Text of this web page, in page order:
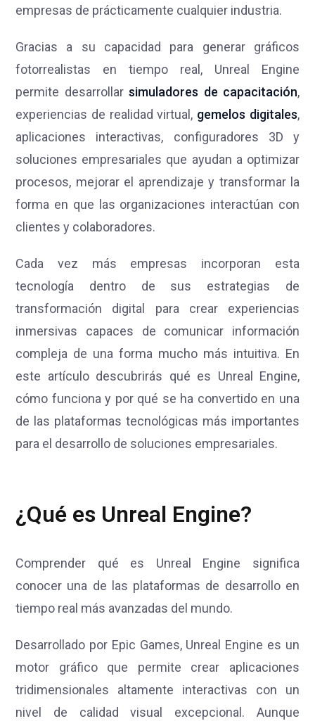
empresas de prácticamente cualquier industria.
Gracias a su capacidad para generar gráficos
fotorrealistas en tiempo real, Unreal Engine
permite desarrollar simuladores de capacitación,
experiencias de realidad virtual, gemelos digitales,
aplicaciones interactivas, configuradores 3D y
soluciones empresariales que ayudan a optimizar
procesos, mejorar el aprendizaje y transformar la
forma en que las organizaciones interactúan con
clientes y colaboradores.
Cada vez más empresas incorporan esta
tecnología dentro de sus estrategias de
transformación digital para crear experiencias
inmersivas capaces de comunicar información
compleja de una forma mucho más intuitiva. En
este artículo descubrirás qué es Unreal Engine,
cómo funciona y por qué se ha convertido en una
de las plataformas tecnológicas más importantes
para el desarrollo de soluciones empresariales.
¿Qué es Unreal Engine?
Comprender qué es Unreal Engine significa
conocer una de las plataformas de desarrollo en
tiempo real más avanzadas del mundo.
Desarrollado por Epic Games, Unreal Engine es un
motor gráfico que permite crear aplicaciones
tridimensionales altamente interactivas con un
nivel de calidad visual excepcional. Aunque